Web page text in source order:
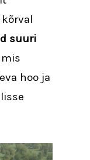
suuri
mis
hoo ja